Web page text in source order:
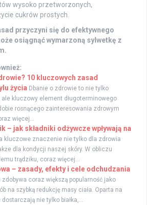
wysoko przetworzonych,
cukrów prostych.
przyczyni się do efektywnego
osiągnąć wymarzoną sylwetkę z
10 kluczowych zasad
życia Dbanie o zdrowie to nie tylko
kluczowy element długoterminowego
rosnącego zainteresowania zdrowym
więcej...
– jak składniki odżywcze wpływają na
kluczowe znaczenie nie tylko dla zdrowia
dla kondycji naszej skóry. W obliczu
trądziku, coraz więcej...
– zasady, efekty i cele odchudzania
zdobywa coraz większą popularność jako
na szybką redukcję masy ciała. Oparta na
nie tylko białka,...